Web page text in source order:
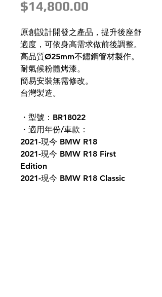
$14,800.00
原創設計開發之產品，提升後座舒
適度，可依身高需求做前後調整。
高品質Ø25mm不鏽鋼管材製作。
耐氣候粉體烤漆。
簡易安裝無需修改。
台灣製造。
・型號：BR18022
・適用年份/車款：
2021-現今 BMW R18
2021-現今 BMW R18 First
Edition
2021-現今 BMW R18 Classic